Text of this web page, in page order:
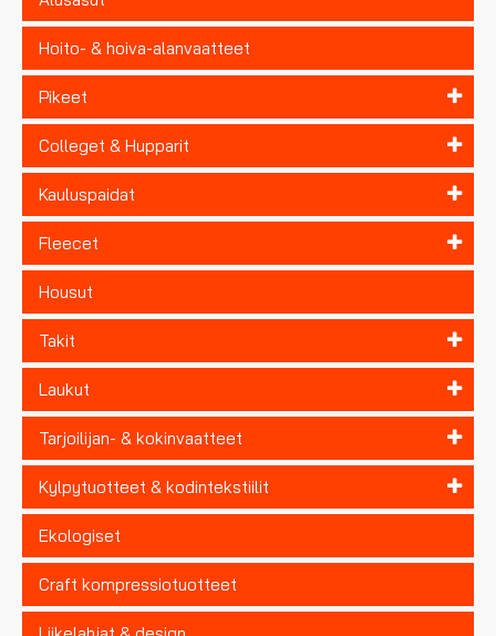
Hoito- & hoiva-alanvaatteet
Pikeet
Colleget & Hupparit
Kauluspaidat
Fleecet
Housut
Takit
Laukut
Tarjoilijan- & kokinvaatteet
Kylpytuotteet & kodintekstiilit
Ekologiset
Craft kompressiotuotteet